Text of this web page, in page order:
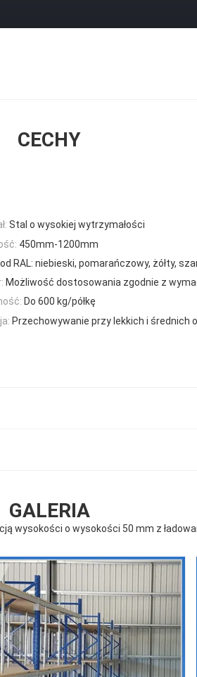
CECHY
Stal o wysokiej wytrzymałości
450mm-1200mm
RAL: niebieski, pomarańczowy, żółty,
Możliwość dostosowania zgodnie z
Do 600 kg/półkę
Przechowywanie przy lekkich i średnich
GALERIA
wysokości o wysokości 50 mm z